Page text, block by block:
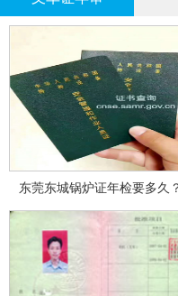
东莞东城锅炉证年检要多久